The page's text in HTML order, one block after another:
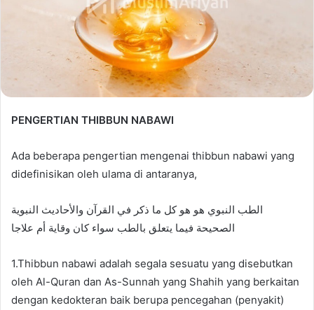
PENGERTIAN THIBBUN NABAWI
Ada beberapa pengertian mengenai thibbun nabawi yang
didefinisikan oleh ulama di antaranya,
الطب النبوي هو هو كل ما ذكر في القرآن والأحاديث النبوية
الصحيحة فيما يتعلق بالطب سواء كان وقاية أم علاجا
1.Thibbun nabawi adalah segala sesuatu yang disebutkan
oleh Al-Quran dan As-Sunnah yang Shahih yang berkaitan
dengan kedokteran baik berupa pencegahan (penyakit)